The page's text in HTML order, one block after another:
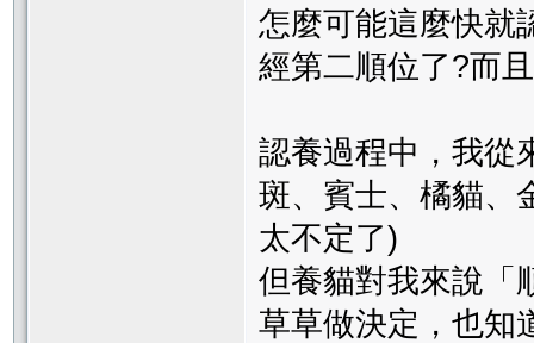
怎麼可能這麼快就
經第二順位了?而
認養過程中，我從
斑、賓士、橘貓、
太不定了)
但養貓對我來說「
草草做決定，也知